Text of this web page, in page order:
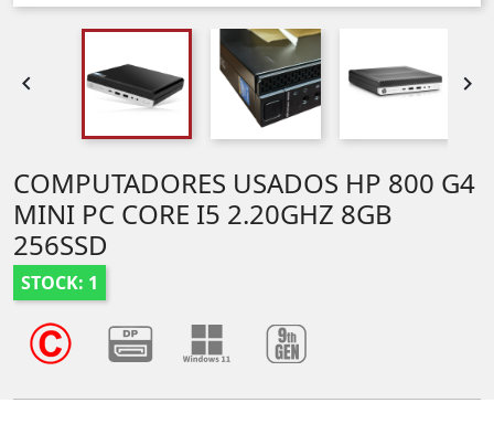
 
COMPUTADORES USADOS HP 800 G4
MINI PC CORE I5 2.20GHZ 8GB
256SSD
STOCK: 1